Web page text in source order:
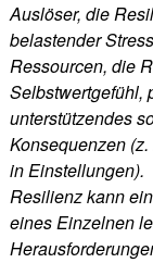
Auslöser, die
belastender
Ressourcen, die
Selbstwertgefühl,
unterstützendes
Konsequenzen
in Einstellungen).
Resilienz kann
eines Einzelnen